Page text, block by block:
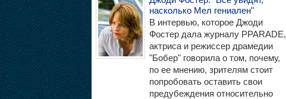
насколько Мел гениален"
В интервью, которое Джоди
Фостер дала журналу PPARADE,
актриса и режиссер драмедии
"Бобер" говорила о том, почему,
по ее мнению, зрителям стоит
попробовать оставить свои
предубеждения относительно